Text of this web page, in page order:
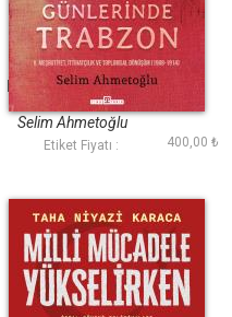
Devrim Günlerinde
Trabzon
Selim Ahmetoğlu
Etiket Fiyatı : 400,00 ₺